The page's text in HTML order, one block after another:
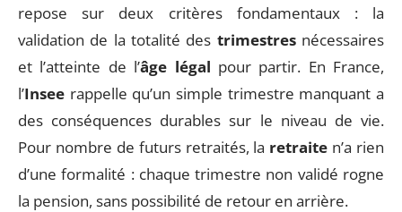
repose sur deux critères fondamentaux : la
validation de la totalité des trimestresnécessaires
et l’atteinte de l’âge légal pour partir. En France,
l’Insee rappelle qu’un simple trimestre manquant a
des conséquences durables sur le niveau de vie.
Pour nombre de futurs retraités, la retraite n’a rien
d’une formalité : chaque trimestre non validé rogne
la pension, sans possibilité de retour en arrière.